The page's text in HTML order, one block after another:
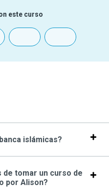
este curso
islámicas?
de tomar un curso de
por Alison?